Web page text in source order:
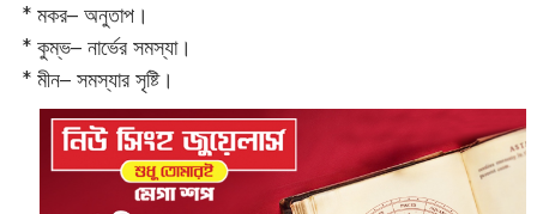
* মকর– অনুতাপ।‌
* কুম্ভ– নার্ভের সমস্যা।
* মীন– সমস্যার সৃষ্টি।‌‌‌‌‌‌‌‌‌‌‌‌‌‌‌‌‌‌‌‌‌‌‌‌‌‌‌‌‌‌‌‌‌‌‌‌‌‌‌‌‌‌‌‌‌‌‌‌